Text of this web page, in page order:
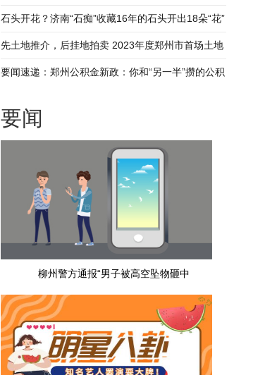
救
石头开花？济南“石痴”收藏16年的石头开出18朵“花”
微速讯
先土地推介，后挂地拍卖 2023年度郑州市首场土地
市场推介会举行
要闻速递：郑州公积金新政：你和“另一半”攒的公积
要闻
柳州警方通报“男子被高空坠物砸中